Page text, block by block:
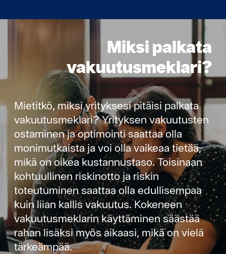
Miksi palkata
vakuutusmeklari?
Mietitkö, miksi yrityksesi pitäisi palkata
vakuutusmeklari? Yrityksen vakuutusten
ostaminen ja optimointi saattaa olla
monimutkaista ja voi olla vaikeaa tietää,
mikä on oikea kustannustaso. Toisinaan
kohtuullinen riskinotto ja riskin
toteutuminen saattaa olla edullisempaa
kuin liian kallis vakuutus. Kokeneen
vakuutusmeklarin käyttäminen säästää
rahan lisäksi myös aikaasi, mikä on vielä
tärkeämpää.